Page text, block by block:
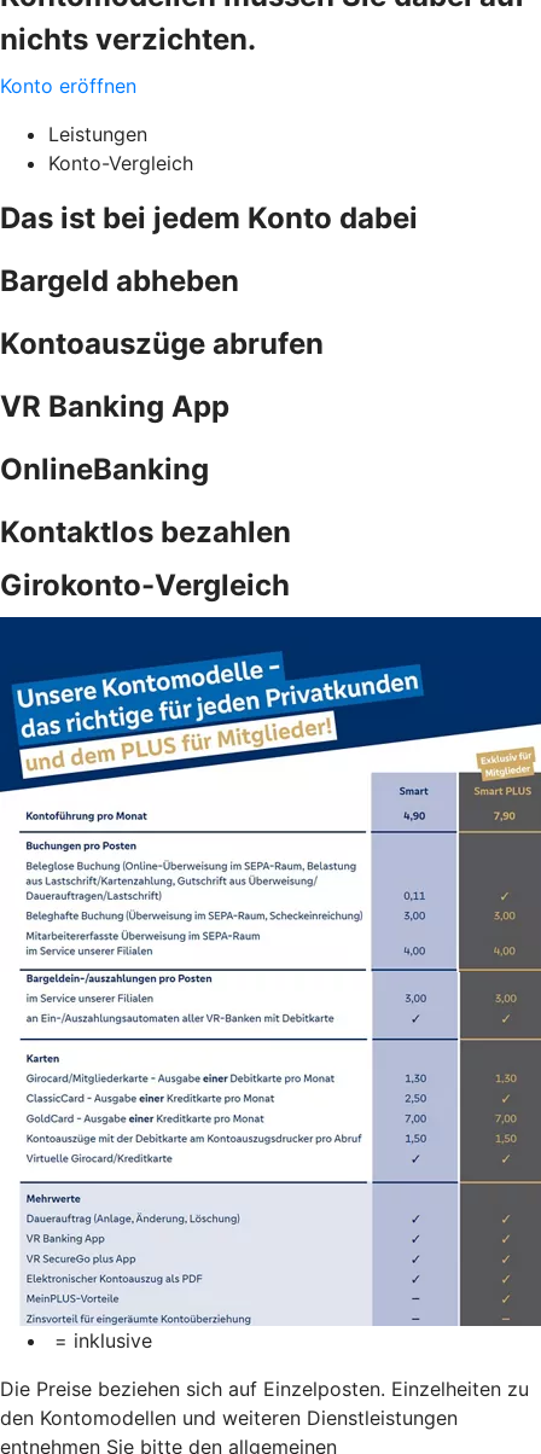
nichts verzichten.
Konto eröffnen
Leistungen
Konto-Vergleich
Das ist bei jedem Konto dabei
Bargeld abheben
Kontoauszüge abrufen
VR Banking App
OnlineBanking
Kontaktlos bezahlen
Girokonto-Vergleich
= inklusive
Die Preise beziehen sich auf Einzelposten. Einzelheiten zu
den Kontomodellen und weiteren Dienstleistungen
entnehmen Sie bitte den allgemeinen